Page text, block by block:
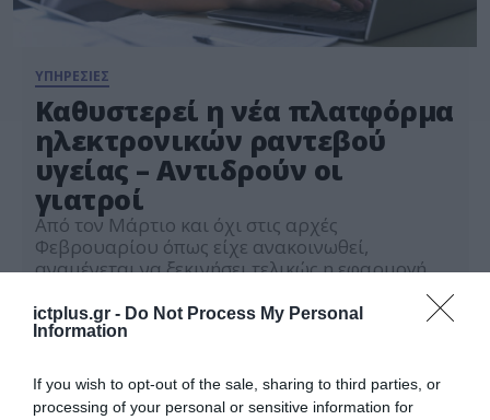
ictplus.gr - Do Not Process My Personal
Information
If you wish to opt-out of the sale, sharing to third parties, or
processing of your personal or sensitive information for
ΥΠΗΡΕΣΙΕΣ
Καθυστερεί η νέα πλατφόρμα
ηλεκτρονικών ραντεβού
υγείας – Αντιδρούν οι
γιατροί
Από τον Μάρτιο και όχι στις αρχές
Φεβρουαρίου όπως είχε ανακοινωθεί,
αναμένεται να ξεκινήσει τελικώς η εφαρμογή
ραντεβού στους γιατρούς. Όπως γνωστοποίησε
ο Ιατρικός Σύλλογος Αθηνών (ΙΣΑ), ο υπουργός
της πλατφόρμας και έτσι η «πρεμιέρα» θα γίνει
επισήμως τον Μάρτιο. Να σημειωθεί […]